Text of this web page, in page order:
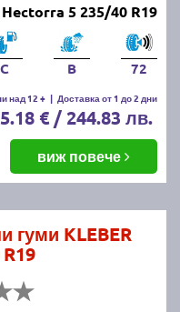
5 235/40 R19
C B 72
над 12 + | Доставка от 1 до 2 дни
€ / 244.83 лв.
виж повече
гуми KLEBER